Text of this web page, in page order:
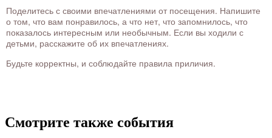
Поделитесь с своими впечатлениями от посещения. Напишите
о том, что вам понравилось, а что нет, что запомнилось, что
показалось интересным или необычным. Если вы ходили с
детьми, расскажите об их впечатлениях.
Будьте корректны, и соблюдайте правила приличия.
Смотрите также события